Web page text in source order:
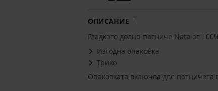
ОПИСАНИЕ
Гладкото долно потниче Nata от
Изгодна опаковка
Трико
Опаковката включва две